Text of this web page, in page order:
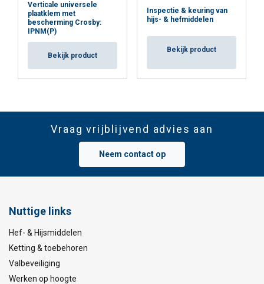
Verticale universele
plaatklem met
bescherming Crosby:
IPNM(P)
Bekijk product
Inspectie & keuring van
hijs- & hefmiddelen
Bekijk product
Vraag vrijblijvend advies aan
Neem contact op
Nuttige links
Hef- & Hijsmiddelen
Ketting & toebehoren
Valbeveiliging
Werken op hoogte